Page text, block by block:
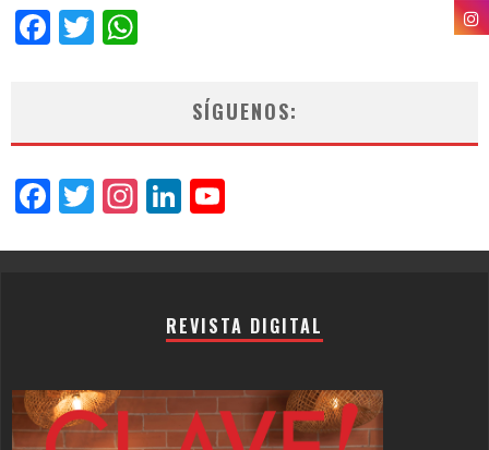
Facebook
Twitter
SÍGUENOS:
Facebook
Twitter
Instagram
LinkedIn
REVISTA DIGITAL